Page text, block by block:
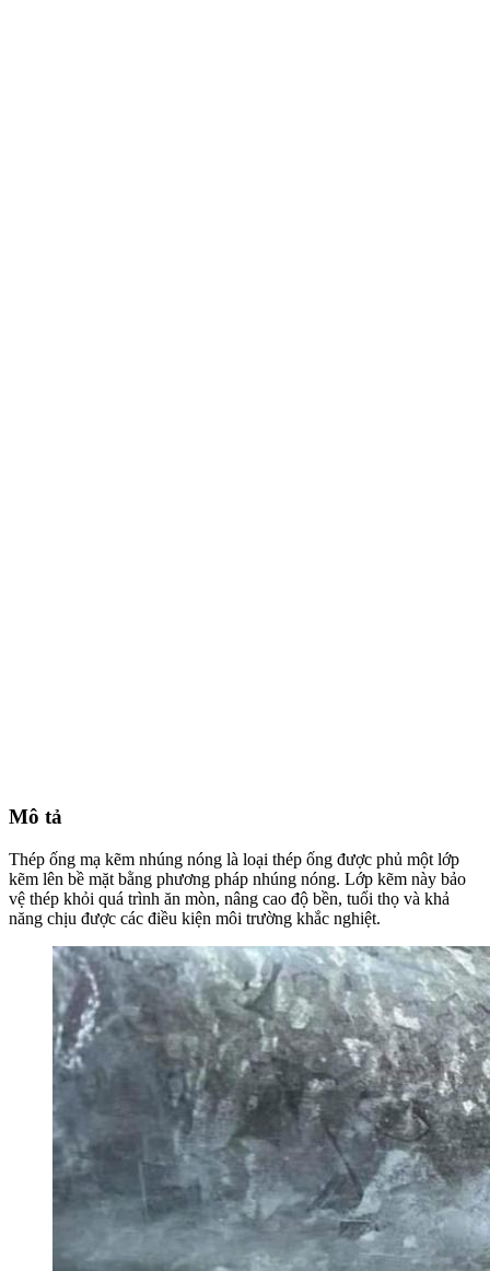
Mô tả
Thép ống mạ kẽm nhúng nóng là loại thép ống được phủ một lớp
kẽm lên bề mặt bằng phương pháp nhúng nóng. Lớp kẽm này bảo
vệ thép khỏi quá trình ăn mòn, nâng cao độ bền, tuổi thọ và khả
năng chịu được các điều kiện môi trường khắc nghiệt.